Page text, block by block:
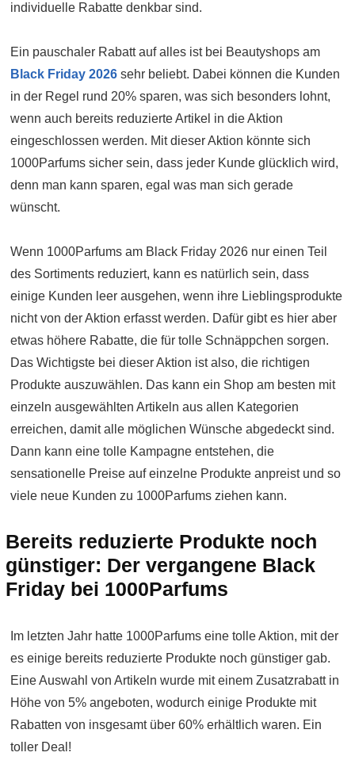
individuelle Rabatte denkbar sind.
Ein pauschaler Rabatt auf alles ist bei Beautyshops am
Black Friday 2026 sehr beliebt. Dabei können die Kunden
in der Regel rund 20% sparen, was sich besonders lohnt,
wenn auch bereits reduzierte Artikel in die Aktion
eingeschlossen werden. Mit dieser Aktion könnte sich
1000Parfums sicher sein, dass jeder Kunde glücklich wird,
denn man kann sparen, egal was man sich gerade
wünscht.
Wenn 1000Parfums am Black Friday 2026 nur einen Teil
des Sortiments reduziert, kann es natürlich sein, dass
einige Kunden leer ausgehen, wenn ihre Lieblingsprodukte
nicht von der Aktion erfasst werden. Dafür gibt es hier aber
etwas höhere Rabatte, die für tolle Schnäppchen sorgen.
Das Wichtigste bei dieser Aktion ist also, die richtigen
Produkte auszuwählen. Das kann ein Shop am besten mit
einzeln ausgewählten Artikeln aus allen Kategorien
erreichen, damit alle möglichen Wünsche abgedeckt sind.
Dann kann eine tolle Kampagne entstehen, die
sensationelle Preise auf einzelne Produkte anpreist und so
viele neue Kunden zu 1000Parfums ziehen kann.
Bereits reduzierte Produkte noch
günstiger: Der vergangene Black
Friday bei 1000Parfums
Im letzten Jahr hatte 1000Parfums eine tolle Aktion, mit der
es einige bereits reduzierte Produkte noch günstiger gab.
Eine Auswahl von Artikeln wurde mit einem Zusatzrabatt in
Höhe von 5% angeboten, wodurch einige Produkte mit
Rabatten von insgesamt über 60% erhältlich waren. Ein
toller Deal!